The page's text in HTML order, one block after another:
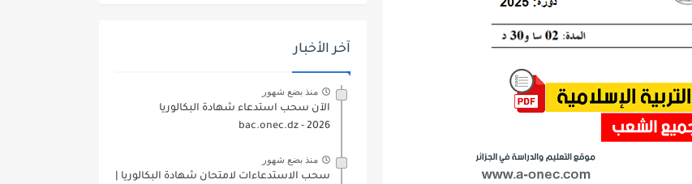
آخر الأخبار
منذ بضع شهور
الآن سحب استدعاء شهادة البكالوريا
bac.onec.dz - 2026
منذ بضع شهور
سحب الاستدعاءات لامتحان شهادة البكالوريا |